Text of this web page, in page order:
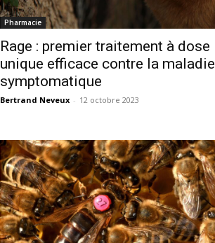
Pharmacie
Rage : premier traitement à dose
unique efficace contre la maladie
symptomatique
Bertrand Neveux - 12 octobre 2023